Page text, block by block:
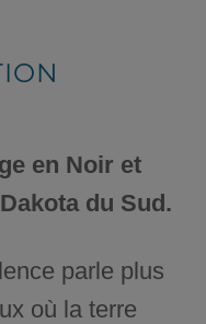
en Noir et
du Sud.
parle plus
où la terre